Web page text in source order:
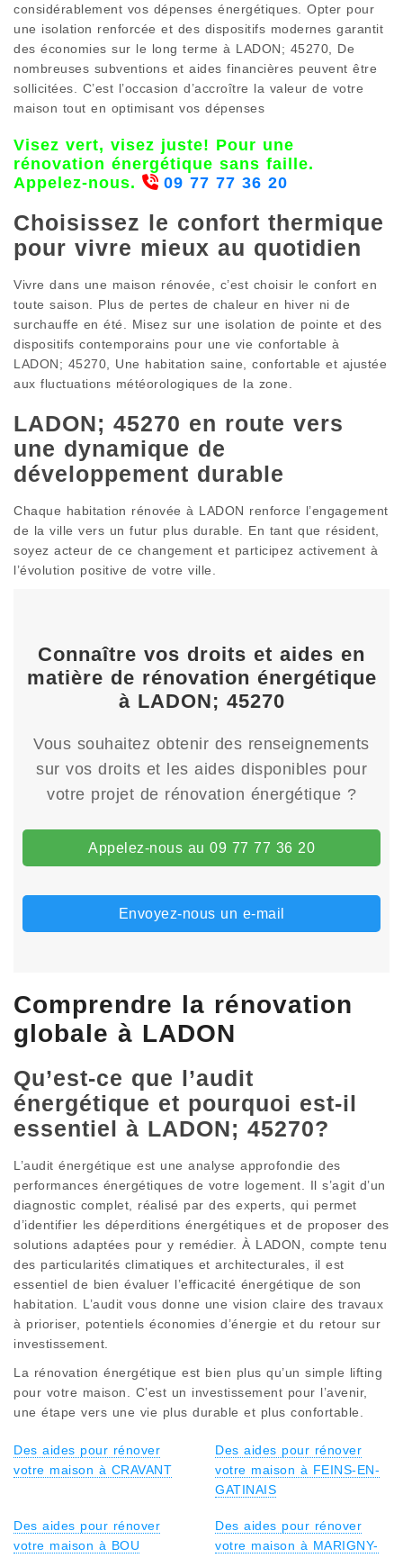
considérablement vos dépenses énergétiques. Opter pour
une isolation renforcée et des dispositifs modernes garantit
des économies sur le long terme à LADON; 45270, De
nombreuses subventions et aides financières peuvent être
sollicitées. C’est l’occasion d’accroître la valeur de votre
maison tout en optimisant vos dépenses
Visez vert, visez juste! Pour une
rénovation énergétique sans faille.
Appelez-nous.
09 77 77 36 20
Choisissez le confort thermique
pour vivre mieux au quotidien
Vivre dans une maison rénovée, c’est choisir le confort en
toute saison. Plus de pertes de chaleur en hiver ni de
surchauffe en été. Misez sur une isolation de pointe et des
dispositifs contemporains pour une vie confortable à
LADON; 45270, Une habitation saine, confortable et ajustée
aux fluctuations météorologiques de la zone.
LADON; 45270 en route vers
une dynamique de
développement durable
Chaque habitation rénovée à LADON renforce l’engagement
de la ville vers un futur plus durable. En tant que résident,
soyez acteur de ce changement et participez activement à
l’évolution positive de votre ville.
Connaître vos droits et aides en
matière de rénovation énergétique
à LADON; 45270
Vous souhaitez obtenir des renseignements
sur vos droits et les aides disponibles pour
votre projet de rénovation énergétique ?
Appelez-nous au 09 77 77 36 20
Envoyez-nous un e-mail
Comprendre la rénovation
globale à LADON
Qu’est-ce que l’audit
énergétique et pourquoi est-il
essentiel à LADON; 45270?
L’audit énergétique est une analyse approfondie des
performances énergétiques de votre logement. Il s’agit d’un
diagnostic complet, réalisé par des experts, qui permet
d’identifier les déperditions énergétiques et de proposer des
solutions adaptées pour y remédier. À LADON, compte tenu
des particularités climatiques et architecturales, il est
essentiel de bien évaluer l’efficacité énergétique de son
habitation. L’audit vous donne une vision claire des travaux
à prioriser, potentiels économies d’énergie et du retour sur
investissement.
La rénovation énergétique est bien plus qu’un simple lifting
pour votre maison. C’est un investissement pour l’avenir,
une étape vers une vie plus durable et plus confortable.
Des aides pour rénover
votre maison à CRAVANT
Des aides pour rénover
votre maison à FEINS-EN-
GATINAIS
Des aides pour rénover
votre maison à BOU
Des aides pour rénover
votre maison à MARIGNY-